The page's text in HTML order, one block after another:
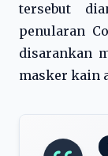
tersebut
penularan
disarankan
masker kain